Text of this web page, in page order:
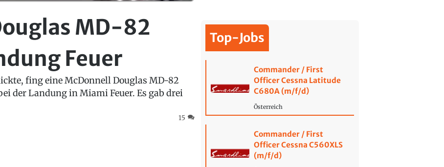
MD-82
Feuer
fing eine McDonnell Douglas MD-82
der Landung in Miami Feuer. Es gab drei
15
Top-Jobs
Commander / First
Officer Cessna Latitude
C680A (m/f/d)
Österreich
Commander / First
Officer Cessna C560XLS
(m/f/d)